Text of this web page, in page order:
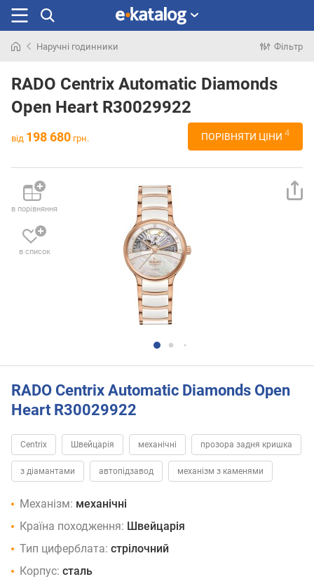
раніше
Наручні годинники Фільтр
RADO Centrix Automatic Diamonds
Open Heart R30029922
від 198 680 грн. ПОРІВНЯТИ ЦІНИ 4
в порівняння
в список
RADO Centrix Automatic Diamonds Open
Heart R30029922
Centrix Швейцарія механічні прозора задня кришка
з діамантами автопідзавод механізм з каменями
Механізм: механічні
Країна походження: Швейцарія
Тип циферблата: стрілочний
Корпус: сталь